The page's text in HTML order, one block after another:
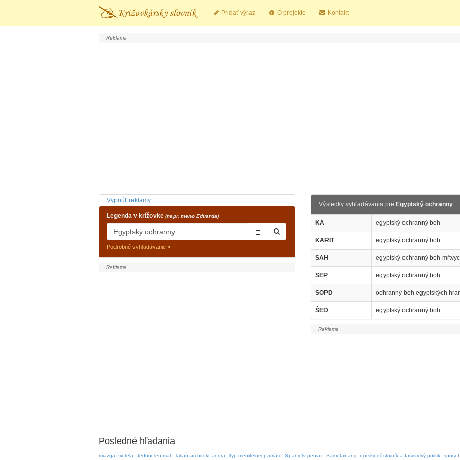
Pridať výraz O projekte Kontakt
Vypnúť reklamy
Legenda v krížovke (napr. meno Eduarda)
Podrobné vyhľadávanie »
Výsledky vyhľadávania pre Egyptský ochranny
KA egyptský ochranný boh
KARIT egyptský ochranný boh
SAH egyptský ochranný boh
SEP egyptský ochranný boh
SOPD ochranný boh egyptských
ŠED egyptský ochranný boh
Posledné hľadania
miazga živ tela Jednoclen mat Talian architekt andra Typ menitelnej památe Španiels peniaz Samotar ang nórsky dôstojník a fašistický politik